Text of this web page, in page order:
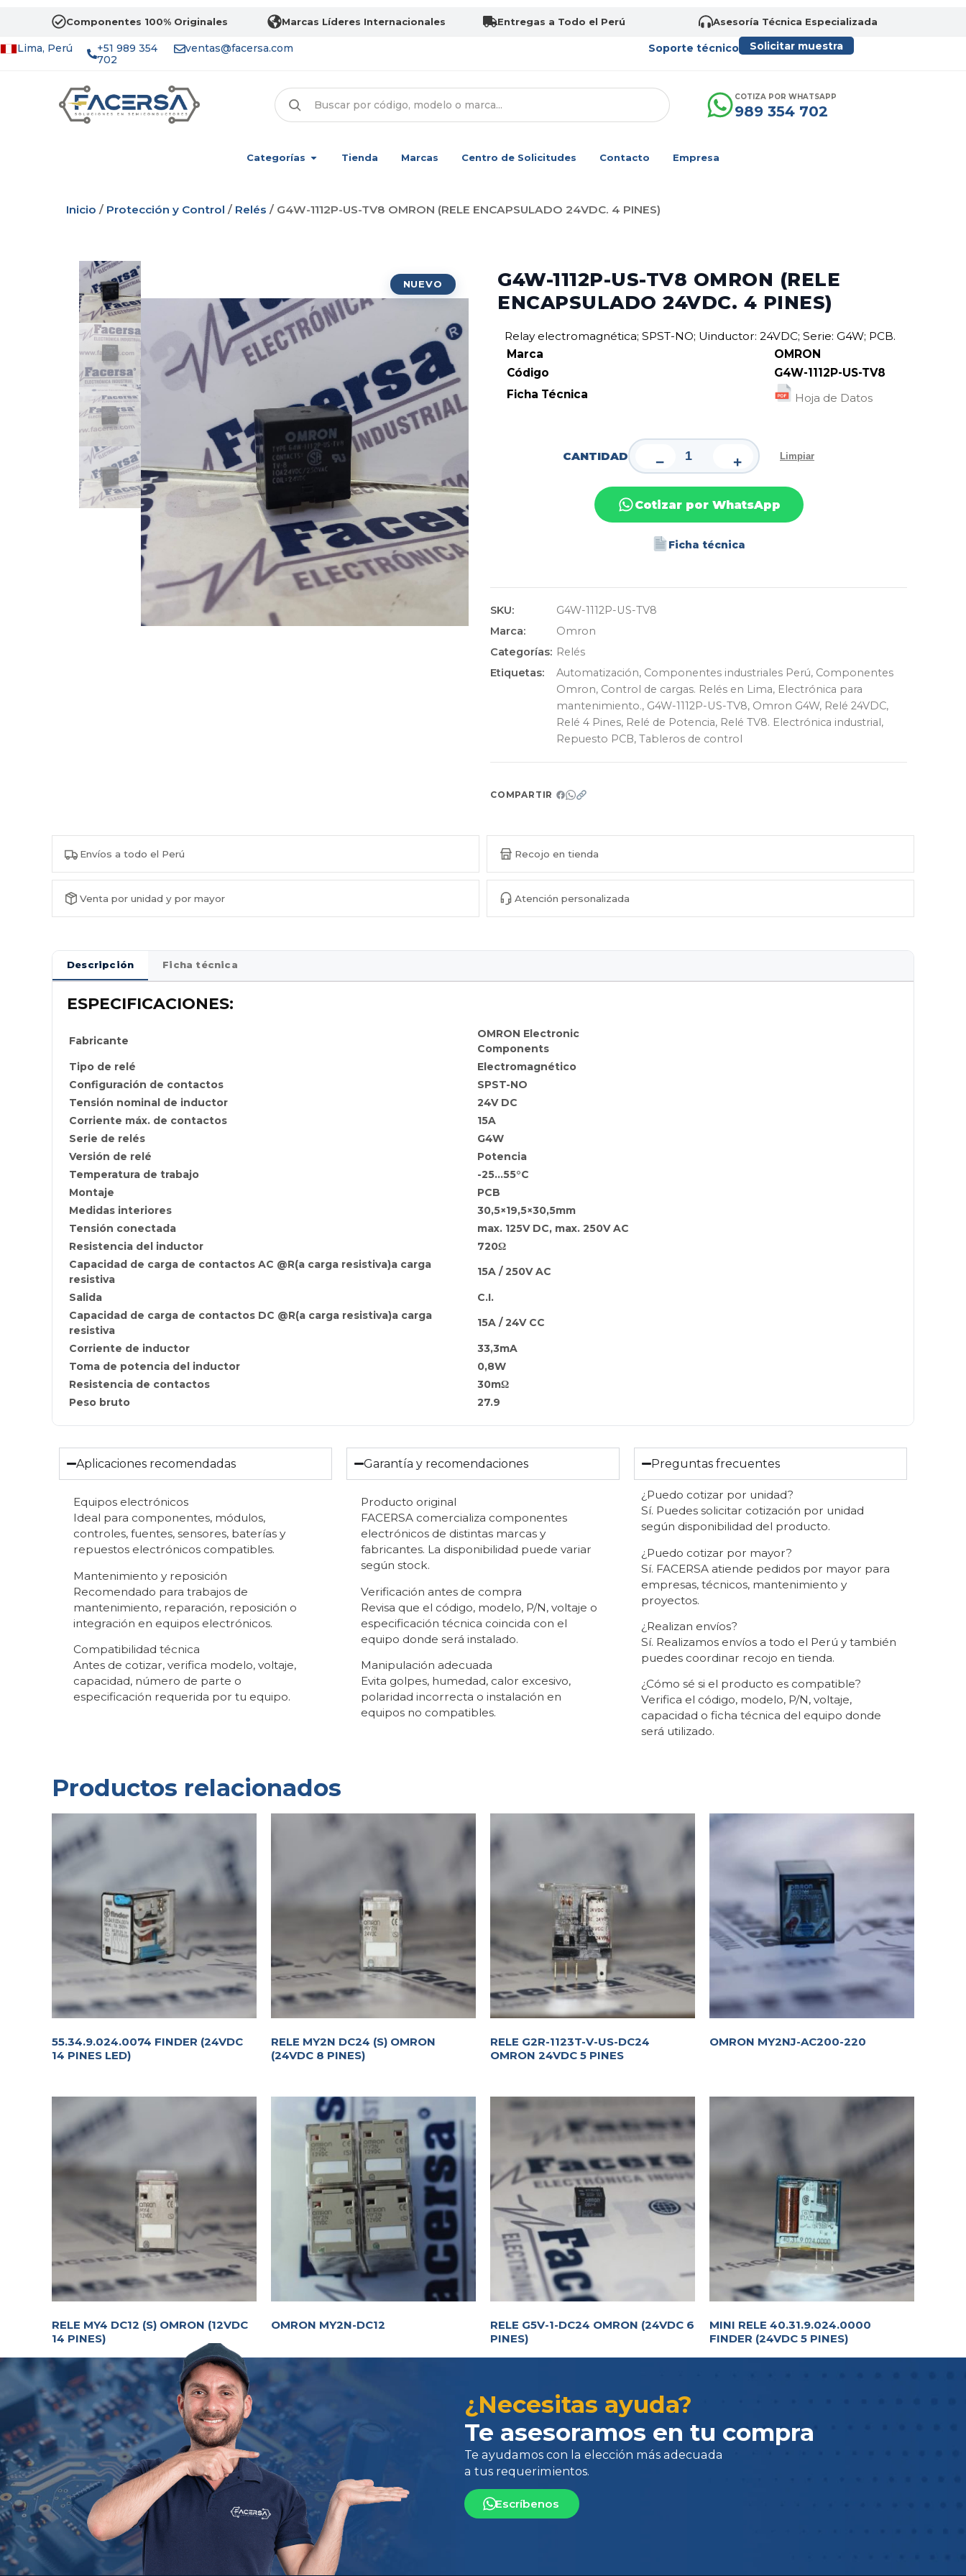
Componentes 100% Originales Marcas Líderes Internacionales Entregas a Todo el Perú Asesoría Técnica Especializada
Lima, Perú
+51 989 354
702
ventas@facersa.com Soporte técnico Solicitar muestra
COTIZA POR WHATSAPP
989 354 702
Categorías Tienda Marcas Centro de Solicitudes Contacto Empresa
Inicio / Protección y Control / Relés / G4W-1112P-US-TV8 OMRON (RELE ENCAPSULADO 24VDC. 4 PINES)
G4W-1112P-US-TV8 OMRON (RELE
ENCAPSULADO 24VDC. 4 PINES)
Relay electromagnética; SPST-NO; Uinductor: 24VDC; Serie: G4W; PCB.
Marca
OMRON
Código
G4W-1112P-US-TV8
Ficha Técnica
Hoja de Datos
CANTIDAD − + Limpiar
Cotizar por WhatsApp
Ficha técnica
SKU:
G4W-1112P-US-TV8
Marca:
Omron
Categorías: Relés
Etiquetas:
Automatización, Componentes industriales Perú, Componentes
Omron, Control de cargas. Relés en Lima, Electrónica para
mantenimiento., G4W-1112P-US-TV8, Omron G4W, Relé 24VDC,
Relé 4 Pines, Relé de Potencia, Relé TV8. Electrónica industrial,
Repuesto PCB, Tableros de control
COMPARTIR
Envíos a todo el Perú Recojo en tienda
Venta por unidad y por mayor Atención personalizada
Descripción Ficha técnica
ESPECIFICACIONES:
Fabricante
OMRON Electronic
Components
Tipo de relé
Electromagnético
Configuración de contactos
SPST-NO
Tensión nominal de inductor
24V DC
Corriente máx. de contactos
15A
Serie de relés
G4W
Versión de relé
Potencia
Temperatura de trabajo
-25…55°C
Montaje
PCB
Medidas interiores
30,5×19,5×30,5mm
Tensión conectada
max. 125V DC, max. 250V AC
Resistencia del inductor
720Ω
Capacidad de carga de contactos AC @R(a carga resistiva)a carga
resistiva
15A / 250V AC
Salida
C.I.
Capacidad de carga de contactos DC @R(a carga resistiva)a carga
resistiva
15A / 24V CC
Corriente de inductor
33,3mA
Toma de potencia del inductor
0,8W
Resistencia de contactos
30mΩ
Peso bruto
27.9
Aplicaciones recomendadas
Equipos electrónicos
Ideal para componentes, módulos,
controles, fuentes, sensores, baterías y
repuestos electrónicos compatibles.
Mantenimiento y reposición
Recomendado para trabajos de
mantenimiento, reparación, reposición o
integración en equipos electrónicos.
Compatibilidad técnica
Antes de cotizar, verifica modelo, voltaje,
capacidad, número de parte o
especificación requerida por tu equipo.
Garantía y recomendaciones
Producto original
FACERSA comercializa componentes
electrónicos de distintas marcas y
fabricantes. La disponibilidad puede variar
según stock.
Verificación antes de compra
Revisa que el código, modelo, P/N, voltaje o
especificación técnica coincida con el
equipo donde será instalado.
Manipulación adecuada
Evita golpes, humedad, calor excesivo,
polaridad incorrecta o instalación en
equipos no compatibles.
Preguntas frecuentes
¿Puedo cotizar por unidad?
Sí. Puedes solicitar cotización por unidad
según disponibilidad del producto.
¿Puedo cotizar por mayor?
Sí. FACERSA atiende pedidos por mayor para
empresas, técnicos, mantenimiento y
proyectos.
¿Realizan envíos?
Sí. Realizamos envíos a todo el Perú y también
puedes coordinar recojo en tienda.
¿Cómo sé si el producto es compatible?
Verifica el código, modelo, P/N, voltaje,
capacidad o ficha técnica del equipo donde
será utilizado.
Productos relacionados
55.34.9.024.0074 FINDER (24VDC
14 PINES LED)
RELE MY2N DC24 (S) OMRON
(24VDC 8 PINES)
RELE G2R-1123T-V-US-DC24
OMRON 24VDC 5 PINES
OMRON MY2NJ-AC200-220
RELE MY4 DC12 (S) OMRON (12VDC
14 PINES)
OMRON MY2N-DC12
RELE G5V-1-DC24 OMRON (24VDC 6
PINES)
MINI RELE 40.31.9.024.0000
FINDER (24VDC 5 PINES)
¿Necesitas ayuda?
Te asesoramos en tu compra
Te ayudamos con la elección más adecuada
Escríbenos